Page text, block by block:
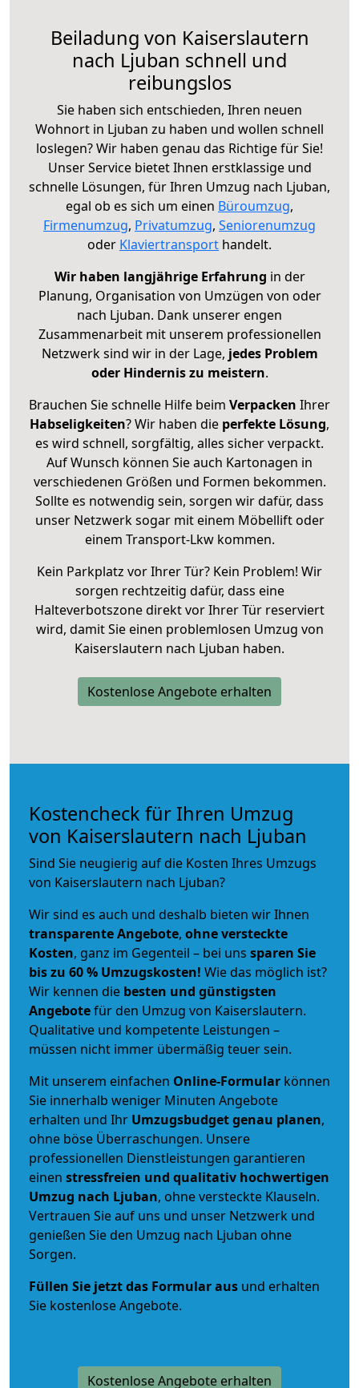
Beiladung von Kaiserslautern
nach Ljuban schnell und
reibungslos
Sie haben sich entschieden, Ihren neuen
Wohnort in Ljuban zu haben und wollen schnell
loslegen? Wir haben genau das Richtige für Sie!
Unser Service bietet Ihnen erstklassige und
schnelle Lösungen, für Ihren Umzug nach Ljuban,
egal ob es sich um einen Büroumzug,
Firmenumzug, Privatumzug, Seniorenumzug
oder Klaviertransport handelt.
Wir haben langjährige Erfahrung in der
Planung, Organisation von Umzügen von oder
nach Ljuban. Dank unserer engen
Zusammenarbeit mit unserem professionellen
Netzwerk sind wir in der Lage, jedes Problem
oder Hindernis zu meistern.
Brauchen Sie schnelle Hilfe beim Verpacken Ihrer
Habseligkeiten? Wir haben die perfekte Lösung,
es wird schnell, sorgfältig, alles sicher verpackt.
Auf Wunsch können Sie auch Kartonagen in
verschiedenen Größen und Formen bekommen.
Sollte es notwendig sein, sorgen wir dafür, dass
unser Netzwerk sogar mit einem Möbellift oder
einem Transport-Lkw kommen.
Kein Parkplatz vor Ihrer Tür? Kein Problem! Wir
sorgen rechtzeitig dafür, dass eine
Halteverbotszone direkt vor Ihrer Tür reserviert
wird, damit Sie einen problemlosen Umzug von
Kaiserslautern nach Ljuban haben.
Kostenlose Angebote erhalten
Kostencheck für Ihren Umzug
von Kaiserslautern nach Ljuban
Sind Sie neugierig auf die Kosten Ihres Umzugs
von Kaiserslautern nach Ljuban?
Wir sind es auch und deshalb bieten wir Ihnen
transparente Angebote, ohne versteckte
Kosten, ganz im Gegenteil – bei uns sparen Sie
bis zu 60 % Umzugskosten! Wie das möglich ist?
Wir kennen die besten und günstigsten
Angebotefür den Umzug von Kaiserslautern.
Qualitative und kompetente Leistungen –
müssen nicht immer übermäßig teuer sein.
Mit unserem einfachen Online-Formular können
Sie innerhalb weniger Minuten Angebote
erhalten und Ihr Umzugsbudgetgenau planen,
ohne böse Überraschungen. Unsere
professionellen Dienstleistungen garantieren
einen stressfreien und qualitativ hochwertigen
Umzug nach Ljuban, ohne versteckte Klauseln.
Vertrauen Sie auf uns und unser Netzwerk und
genießen Sie den Umzug nach Ljuban ohne
Sorgen.
Füllen Sie jetzt das Formular aus und erhalten
Sie kostenlose Angebote.
Kostenlose Angebote erhalten